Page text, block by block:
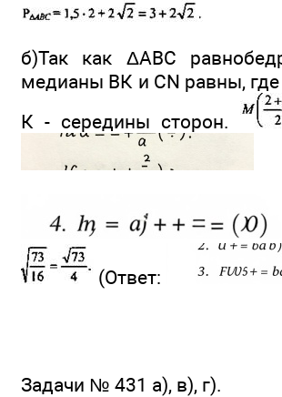
б)Так как ΔABC
медианы ВК и CN равны, где
К - середины сторон.
(Ответ:
Задачи № 431 а), в), г).